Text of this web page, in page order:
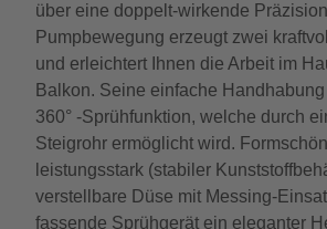
über eine doppelt-wirkende
Pumpbewegung erzeugt zwei
und erleichtert Ihnen die Arbeit im
Balkon. Seine einfache
360° -Sprühfunktion, welche durch
Steigrohr ermöglicht wird.
leistungsstark (stabiler
verstellbare Düse mit Messing-
fassende Sprühgerät ein eleganter